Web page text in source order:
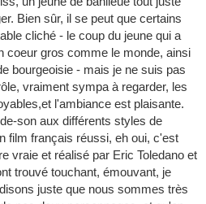
Bien sûr, il se peut que certains
cliché - le coup du jeune qui a
coeur gros comme le monde, ainsi
bourgeoisie - mais je ne suis pas
vraiment sympa à regarder, les
l'ambiance est plaisante.
son aux différents styles de
film français réussi, eh oui, c'est
vraie et réalisé par Eric Toledano et
trouvé touchant, émouvant, je
juste que nous sommes très